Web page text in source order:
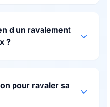
d un ravalement
?
pour ravaler sa